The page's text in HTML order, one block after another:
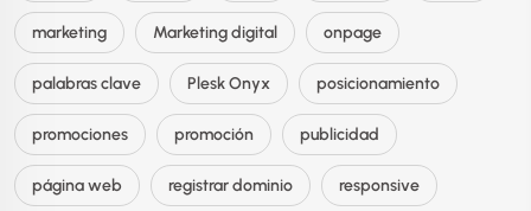
marketing Marketing digital onpage
palabras clave Plesk Onyx posicionamiento
promociones promoción publicidad
página web registrar dominio responsive